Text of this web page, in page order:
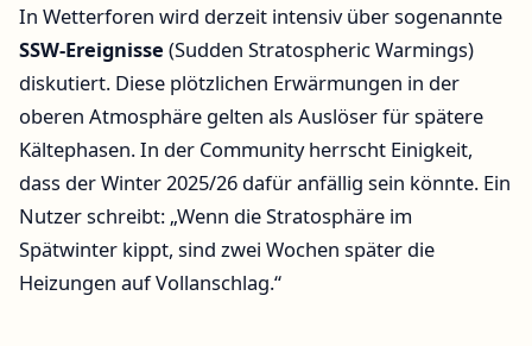
In Wetterforen wird derzeit intensiv über sogenannte
SSW-Ereignisse (Sudden Stratospheric Warmings)
diskutiert. Diese plötzlichen Erwärmungen in der
oberen Atmosphäre gelten als Auslöser für spätere
Kältephasen. In der Community herrscht Einigkeit,
dass der Winter 2025/26 dafür anfällig sein könnte. Ein
Nutzer schreibt: „Wenn die Stratosphäre im
Spätwinter kippt, sind zwei Wochen später die
Heizungen auf Vollanschlag.“